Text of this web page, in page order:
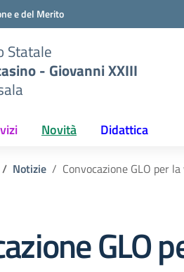
e del Merito
Statale
- Giovanni XXIII
Novità Didattica
Notizie Convocazione GLO per
GLO